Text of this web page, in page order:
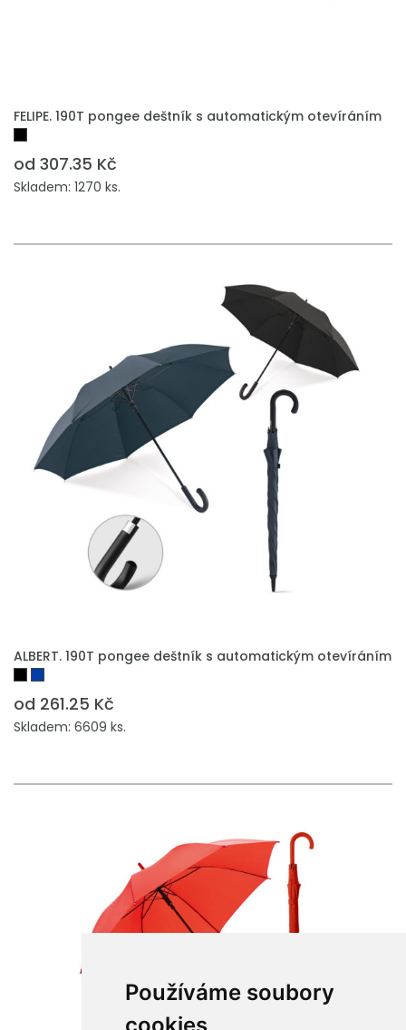
Používáme soubory
FELIPE. 190T pongee deštník s automatickým otevíráním
od 307.35 Kč
Skladem: 1270 ks.
ALBERT. 190T pongee deštník s automatickým otevíráním
od 261.25 Kč
Skladem: 6609 ks.